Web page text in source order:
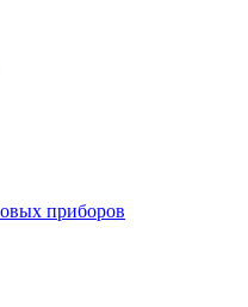
приборов